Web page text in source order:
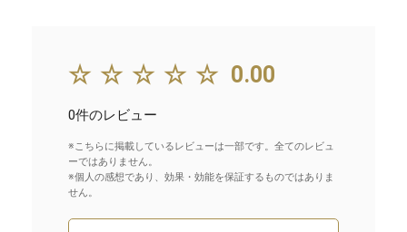
☆☆☆☆☆ 0.00
0件のレビュー
※こちらに掲載しているレビューは一部です。全てのレビュ
ーではありません。
※個人の感想であり、効果・効能を保証するものではありま
せん。